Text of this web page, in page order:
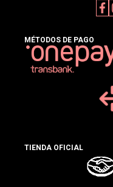
MÉTODOS DE PAGO
TIENDA OFICIAL